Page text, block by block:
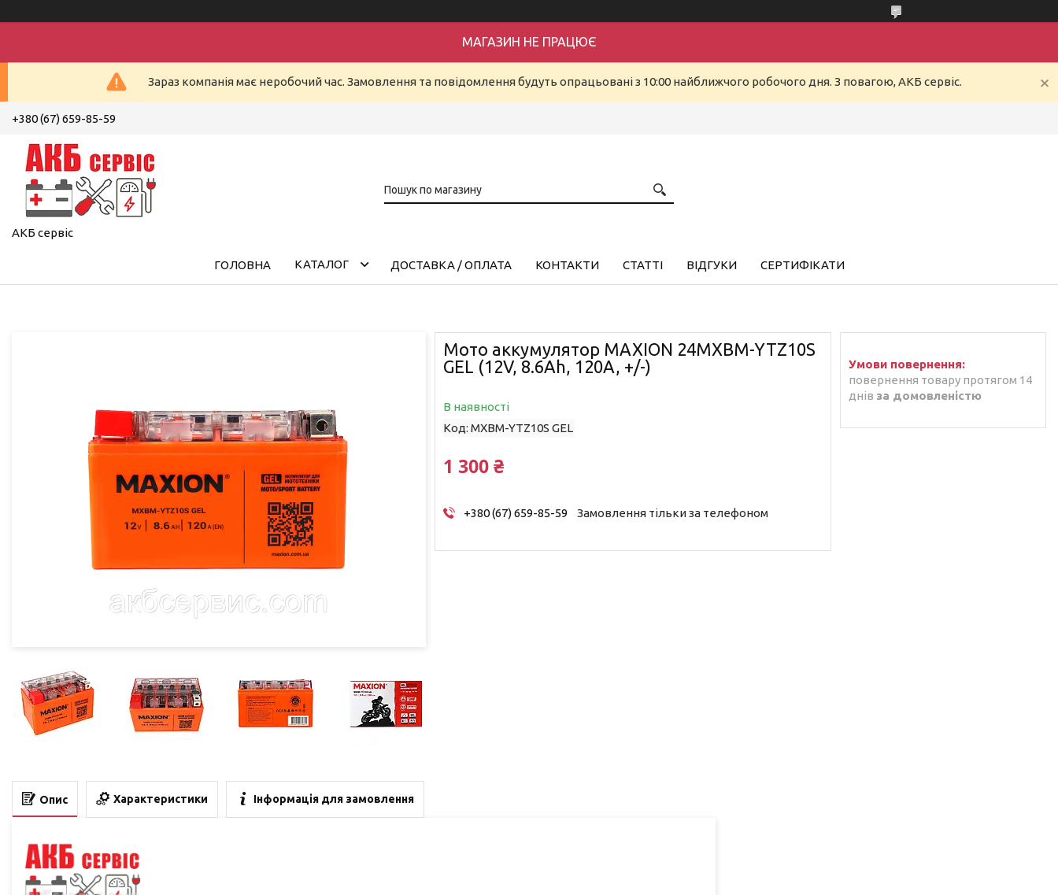
МАГАЗИН НЕ ПРАЦЮЄ
Зараз компанія має неробочий час. Замовлення та повідомлення будуть опрацьовані з 10:00 найближчого робочого дня. З повагою, АКБ сервіс.
+380 (67) 659-85-59
АКБ сервіс
ГОЛОВНА КАТАЛОГ ДОСТАВКА / ОПЛАТА КОНТАКТИ СТАТТІ ВІДГУКИ СЕРТИФІКАТИ
Mото аккумулятор MAXION 24MXBM-YTZ10S
GEL (12V, 8.6Ah, 120A, +/-)
В наявності
Код: MXBM-YTZ10S GEL
1 300 ₴
+380 (67) 659-85-59 Замовлення тільки за телефоном
повернення товару протягом 14
днів за домовленістю
Опис Характеристики Інформація для замовлення